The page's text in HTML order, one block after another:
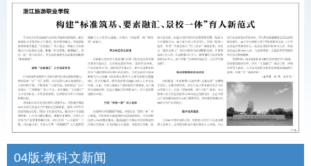
04版:教科文新闻